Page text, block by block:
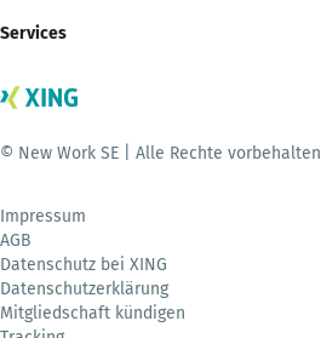
Services
© New Work SE | Alle Rechte vorbehalten
Impressum
AGB
Datenschutz bei XING
Datenschutzerklärung
Mitgliedschaft kündigen